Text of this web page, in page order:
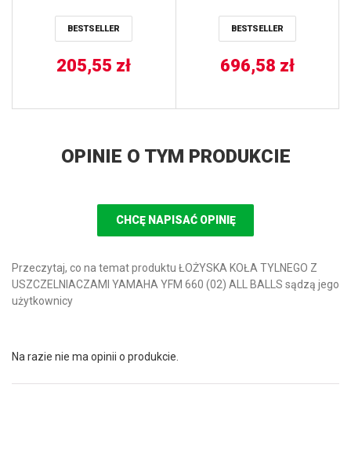
BESTSELLER
205,55 zł
BESTSELLER
696,58 zł
OPINIE O TYM PRODUKCIE
CHCĘ NAPISAĆ OPINIĘ
Przeczytaj, co na temat produktu ŁOŻYSKA KOŁA TYLNEGO Z
USZCZELNIACZAMI YAMAHA YFM 660 (02) ALL BALLS sądzą jego
użytkownicy
Na razie nie ma opinii o produkcie.